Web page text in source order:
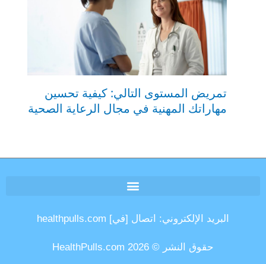
تمريض المستوى التالي: كيفية تحسين
مهاراتك المهنية في مجال الرعاية الصحية
البريد الإلكتروني: اتصال [في] healthpulls.com
حقوق النشر © 2026 HealthPulls.com